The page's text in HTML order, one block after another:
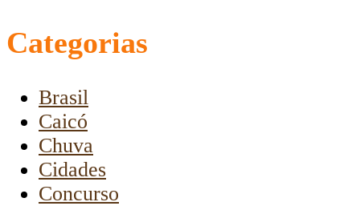
Categorias
Brasil
Caicó
Chuva
Cidades
Concurso